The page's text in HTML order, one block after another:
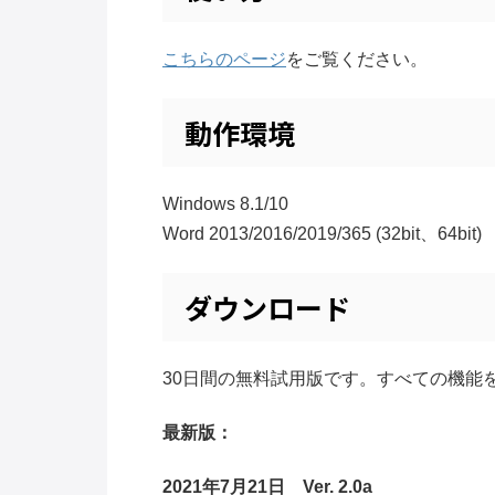
こちらのページをご覧ください。
動作環境
Windows 8.1/10
Word 2013/2016/2019/365 (32bit、64bit)
ダウンロード
30日間の無料試用版です。すべての機能
最新版：
2021年7月21日 Ver. 2.0a